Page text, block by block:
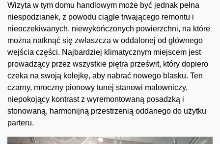
Wizyta w tym domu handlowym może być jednak pełna
niespodzianek, z powodu ciągle trwającego remontu i
nieoczekiwanych, niewykończonych powierzchni, na które
można natknąć się zwłaszcza w oddalonej od głównego
wejścia części. Najbardziej klimatycznym miejscem jest
prowadzący przez wszystkie piętra prześwit, który dopiero
czeka na swoją kolejkę, aby nabrać nowego blasku. Ten
czarny, mroczny pionowy tunej stanowi malowniczy,
niepokojący kontrast z wyremontowaną posadzką i
stonowaną, harmonijną przestrzenią oddanego do użytku
parteru.